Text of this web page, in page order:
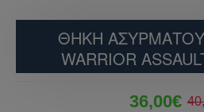
ΘΗΚΗ
WARRIOR
36,00€